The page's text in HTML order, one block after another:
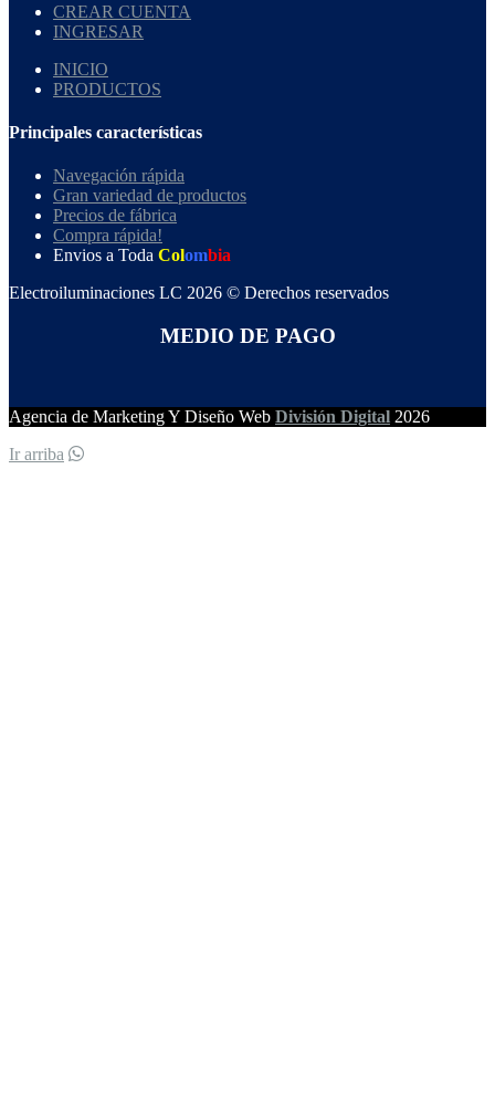
CREAR CUENTA
INGRESAR
INICIO
PRODUCTOS
Principales características
Navegación rápida
Gran variedad de productos
Precios de fábrica
Compra rápida!
Envios a Toda Colombia
Electroiluminaciones LC 2026 © Derechos reservados
MEDIO DE PAGO
Agencia de Marketing Y Diseño Web División Digital 2026
Ir arriba